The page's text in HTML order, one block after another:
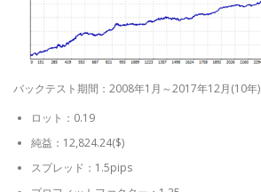
バックテスト期間：2008年1月～2017年12月(10年)
ロット：0.19
純益：12,824.24($)
スプレッド：1.5pips